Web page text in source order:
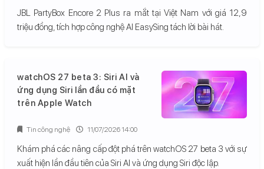
JBL PartyBox Encore 2 Plus ra mắt tại Việt Nam với giá 12,9
triệu đồng, tích hợp công nghệ AI EasySing tách lời bài hát.
watchOS 27 beta 3: Siri AI và
ứng dụng Siri lần đầu có mặt
trên Apple Watch
Khám phá các nâng cấp đột phá trên watchOS 27 beta 3 với sự
xuất hiện lần đầu tiên của Siri AI và ứng dụng Siri độc lập.
Tin công nghệ 11/07/2026 14:00